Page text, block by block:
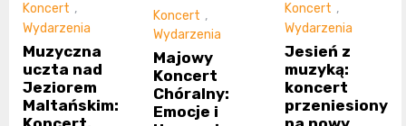
Koncert ,
Wydarzenia
Muzyczna
uczta nad
Jeziorem
Maltańskim:
Koncert ,
Wydarzenia
Majowy
Koncert
Chóralny:
Emocje i
Koncert ,
Wydarzenia
Jesień z
muzyką:
koncert
przeniesiony